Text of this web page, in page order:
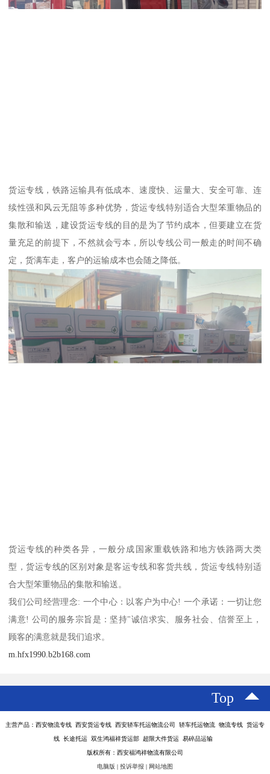
货运专线，铁路运输具有低成本、速度快、运量大、安全可靠、连
续性强和风云无阻等多种优势，货运专线特别适合大型笨重物品的
集散和输送，建设货运专线的目的是为了节约成本，但要建立在货
量充足的前提下，不然就会亏本，所以专线公司一般走的时间不确
定，货满车走，客户的运输成本也会随之降低。
货运专线的种类各异，一般分成国家重载铁路和地方铁路两大类
型，货运专线的区别对象是客运专线和客货共线，货运专线特别适
合大型笨重物品的集散和输送。
我们公司经营理念: 一个中心：以客户为中心! 一个承诺：一切让您
满意! 公司的服务宗旨是：坚持"诚信求实、服务社会、信誉至上，
顾客的满意就是我们追求。
m.hfx1990.b2b168.com
Top
主营产品：西安物流专线 西安货运专线 西安轿车托运物流公司 轿车托运物流 物流专线 货运专
线 长途托运 双生鸿福祥货运部 超限大件货运 易碎品运输
版权所有：西安福鸿祥物流有限公司
电脑版 | 投诉举报 | 网站地图